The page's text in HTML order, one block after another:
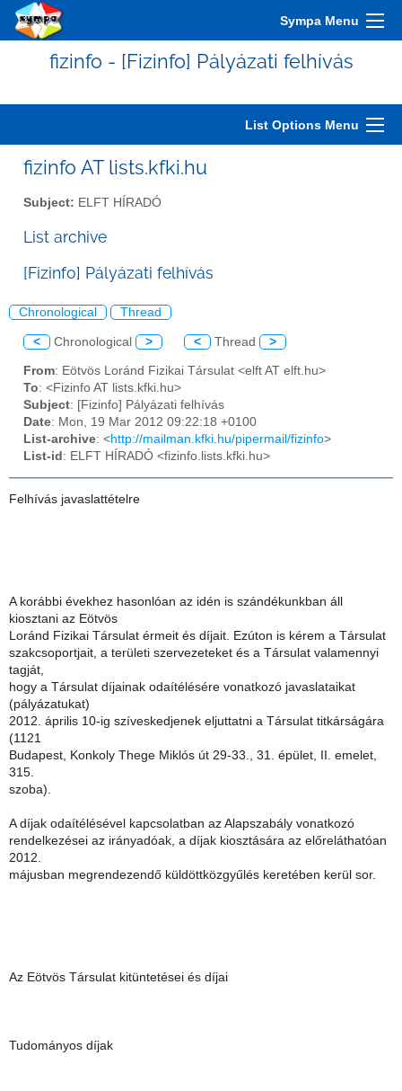
Sympa Menu
fizinfo - [Fizinfo] Pályázati felhívás
List Options Menu
fizinfo AT lists.kfki.hu
Subject: ELFT HÍRADÓ
List archive
[Fizinfo] Pályázati felhívás
Chronological Thread
< Chronological > < Thread >
From: Eötvös Loránd Fizikai Társulat <elft AT elft.hu>
To: <Fizinfo AT lists.kfki.hu>
Subject: [Fizinfo] Pályázati felhívás
Date: Mon, 19 Mar 2012 09:22:18 +0100
List-archive: <http://mailman.kfki.hu/pipermail/fizinfo>
List-id : ELFT HÍRADÓ <fizinfo.lists.kfki.hu>
Felhívás javaslattételre
A korábbi évekhez hasonlóan az idén is szándékunkban áll
kiosztani az Eötvös
Loránd Fizikai Társulat érmeit és díjait. Ezúton is kérem a Társulat
szakcsoportjait, a területi szervezeteket és a Társulat valamennyi
tagját,
hogy a Társulat díjainak odaítélésére vonatkozó javaslataikat
(pályázatukat)
2012. április 10-ig szíveskedjenek eljuttatni a Társulat titkárságára
(1121
Budapest, Konkoly Thege Miklós út 29-33., 31. épület, II. emelet,
315.
szoba).
A díjak odaítélésével kapcsolatban az Alapszabály vonatkozó
rendelkezései az irányadóak, a díjak kiosztására az előreláthatóan
2012.
májusban megrendezendő küldöttközgyűlés keretében kerül sor.
Az Eötvös Társulat kitüntetései és díjai
Tudományos díjak